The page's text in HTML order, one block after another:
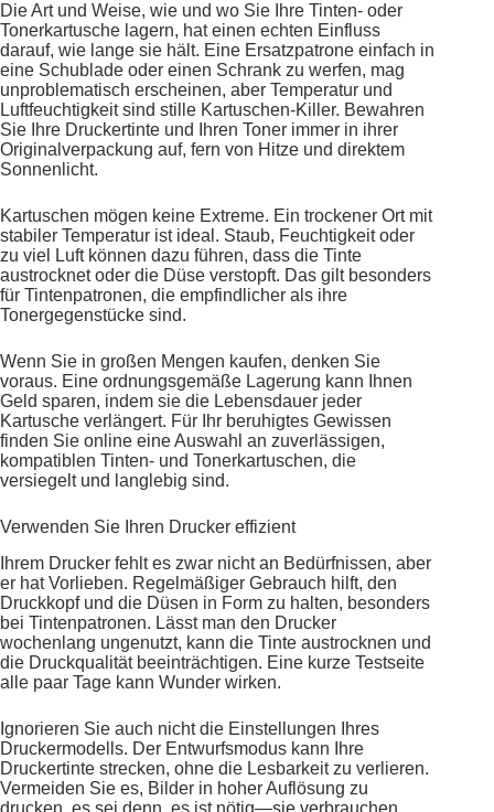
Die Art und Weise, wie und wo Sie Ihre Tinten- oder
Tonerkartusche lagern, hat einen echten Einfluss
darauf, wie lange sie hält. Eine Ersatzpatrone einfach in
eine Schublade oder einen Schrank zu werfen, mag
unproblematisch erscheinen, aber Temperatur und
Luftfeuchtigkeit sind stille Kartuschen-Killer. Bewahren
Sie Ihre Druckertinte und Ihren Toner immer in ihrer
Originalverpackung auf, fern von Hitze und direktem
Sonnenlicht.
Kartuschen mögen keine Extreme. Ein trockener Ort mit
stabiler Temperatur ist ideal. Staub, Feuchtigkeit oder
zu viel Luft können dazu führen, dass die Tinte
austrocknet oder die Düse verstopft. Das gilt besonders
für Tintenpatronen, die empfindlicher als ihre
Tonergegenstücke sind.
Wenn Sie in großen Mengen kaufen, denken Sie
voraus. Eine ordnungsgemäße Lagerung kann Ihnen
Geld sparen, indem sie die Lebensdauer jeder
Kartusche verlängert. Für Ihr beruhigtes Gewissen
finden Sie online eine Auswahl an zuverlässigen,
kompatiblen Tinten- und Tonerkartuschen, die
versiegelt und langlebig sind.
Verwenden Sie Ihren Drucker effizient
Ihrem Drucker fehlt es zwar nicht an Bedürfnissen, aber
er hat Vorlieben. Regelmäßiger Gebrauch hilft, den
Druckkopf und die Düsen in Form zu halten, besonders
bei Tintenpatronen. Lässt man den Drucker
wochenlang ungenutzt, kann die Tinte austrocknen und
die Druckqualität beeinträchtigen. Eine kurze Testseite
alle paar Tage kann Wunder wirken.
Ignorieren Sie auch nicht die Einstellungen Ihres
Druckermodells. Der Entwurfsmodus kann Ihre
Druckertinte strecken, ohne die Lesbarkeit zu verlieren.
Vermeiden Sie es, Bilder in hoher Auflösung zu